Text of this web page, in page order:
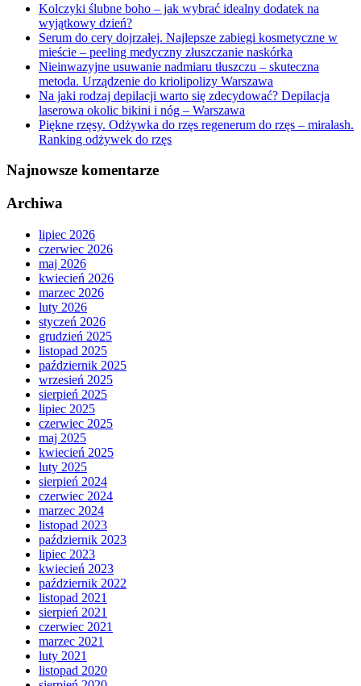
Kolczyki ślubne boho – jak wybrać idealny dodatek na
wyjątkowy dzień?
Serum do cery dojrzałej. Najlepsze zabiegi kosmetyczne w
mieście – peeling medyczny złuszczanie naskórka
Nieinwazyjne usuwanie nadmiaru tłuszczu – skuteczna
metoda. Urządzenie do kriolipolizy Warszawa
Na jaki rodzaj depilacji warto się zdecydować? Depilacja
laserowa okolic bikini i nóg – Warszawa
Piękne rzęsy. Odżywka do rzęs regenerum do rzęs – miralash.
Ranking odżywek do rzęs
Najnowsze komentarze
Archiwa
lipiec 2026
czerwiec 2026
maj 2026
kwiecień 2026
marzec 2026
luty 2026
styczeń 2026
grudzień 2025
listopad 2025
październik 2025
wrzesień 2025
sierpień 2025
lipiec 2025
czerwiec 2025
maj 2025
kwiecień 2025
luty 2025
sierpień 2024
czerwiec 2024
marzec 2024
listopad 2023
październik 2023
lipiec 2023
kwiecień 2023
październik 2022
listopad 2021
sierpień 2021
czerwiec 2021
marzec 2021
luty 2021
listopad 2020